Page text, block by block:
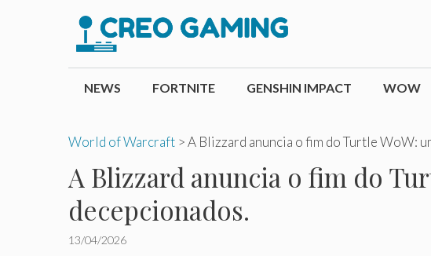
conteúdo
NEWS FORTNITE GENSHIN IMPACT WOW
World of Warcraft >A Blizzard anuncia o fim do Turtle WoW:
A Blizzard anuncia o fim do
decepcionados.
13/04/2026